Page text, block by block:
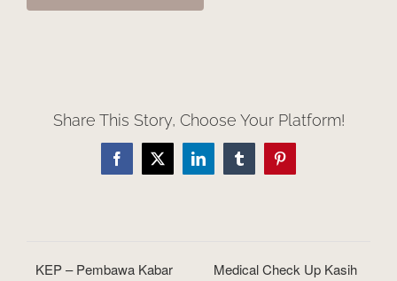
Share This Story, Choose Your Platform!
Facebook
X LinkedInTumblrPinterest
KEP – Pembawa Kabar
Medical Check Up Kasih